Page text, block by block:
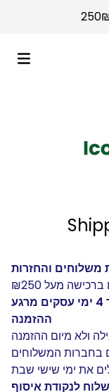
מעל ₪250
כל החבילות נשלחות מאיתנו עד 4 ימי עסקים מרגע
ההזמנה
ולא מיום ההזמנה
בחברות המשלוחים
את ימי שישי שבת